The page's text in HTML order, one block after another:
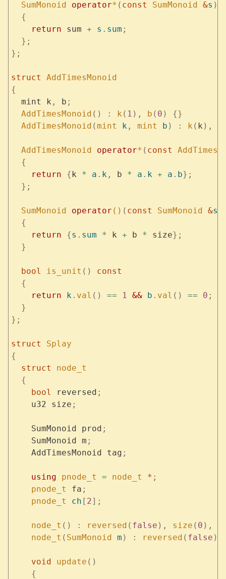
  SumMonoid
operator* ( const SumMonoid &s )
  {
    return
sum + s . sum ;
  };
};
struct AddTimesMonoid
{
  mint k
, b ;
  AddTimesMonoid
() : k ( 1 ), b ( 0 )
{}
  AddTimesMonoid
(mint k , mint b ) : k ( k ),
  AddTimesMonoid
operator* ( const
  {
    return
{k * a . k , b * a . k + a . b};
  };
  SumMonoid
operator () ( const SumMonoid &s
  {
    return
{s . sum * k + b * size};
  }
  bool
is_unit ()
const
  {
    return
k . val () == 1 && b . val () == 0 ;
  }
};
struct Splay
{
  struct
node_t
  {
    bool
reversed ;
    u32 size
;
    SumMonoid prod
;
    SumMonoid m
;
    AddTimesMonoid tag
;
    using
pnode_t = node_t * ;
    pnode_t
fa ;
    pnode_t
ch [ 2];
    node_t
() : reversed ( false ), size ( 0 ),
    node_t
( SumMonoid m ) : reversed ( false ),
    void
update ()
    {